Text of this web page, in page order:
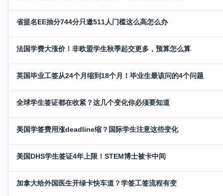
省提名EE抽分744分只邀511人门槛这么高怎么办
法国学费大涨价！非欧盟学生秋季起交更多，预算怎么算
英国毕业工签从24个月缩到18个月！毕业生最该问的4个问题
全球学生签证都在收紧？这几个变化你必须要知道
美国学签费用涨deadline缩？国际学生注意这些变化
美国DHS学生签证4年上限！STEM博士被卡中间
加拿大给外国医生开绿卡快车道？学签工签流程有变